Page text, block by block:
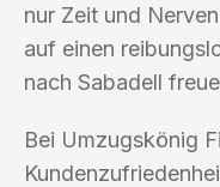
nur Zeit und
auf einen
nach Sabadell
Bei Umzugskönig